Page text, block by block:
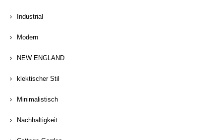
Industrial
Modern
NEW ENGLAND
klektischer Stil
Minimalistisch
Nachhaltigkeit